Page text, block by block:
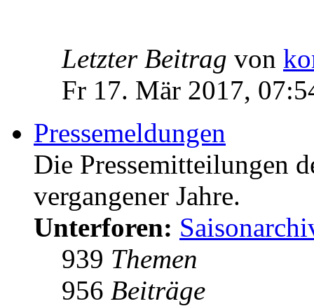
Letzter Beitrag von
Fr 17. Mär 2017,
Pressemeldungen
Die Pressemitteilungen
vergangener Jahre.
Unterforen:
939 Themen
956 Beiträge